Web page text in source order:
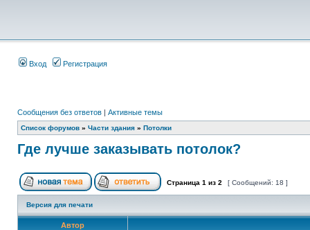
Вход Регистрация
Сообщения без ответов | Активные темы
Список форумов » Части здания » Потолки
Где лучше заказывать потолок?
Страница 1 из 2 [ Сообщений: 18 ]
Версия для печати
Автор